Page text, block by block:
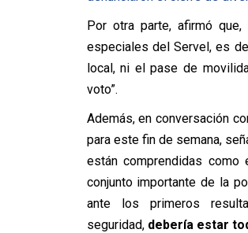
Por otra parte, afirmó
especiales del Servel, es
local, ni el pase de
voto”.
Además, en conversación
para este fin de semana,
están comprendidas como
conjunto importante de la
ante los primeros
seguridad, debería estar